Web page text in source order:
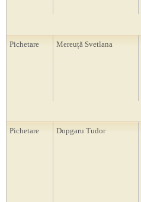
Pichetare Mereuță Svetlana
Pichetare Dopgaru Tudor